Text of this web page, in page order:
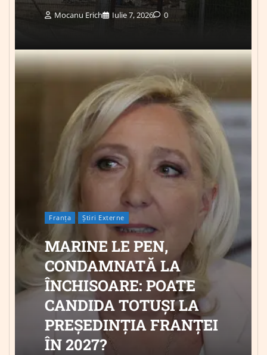
Mocanu Erich Iulie 7, 2026 0
Franța Știri Externe
MARINE LE PEN,
CONDAMNATĂ LA
ÎNCHISOARE: POATE
CANDIDA TOTUȘI LA
PREȘEDINȚIA FRANȚEI
ÎN 2027?